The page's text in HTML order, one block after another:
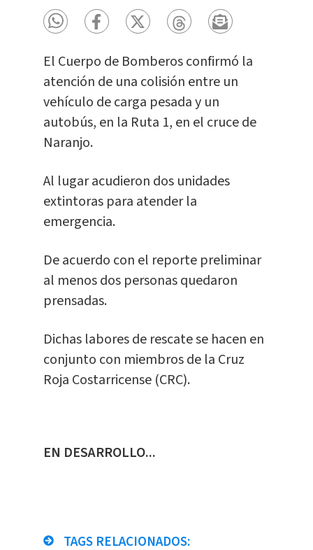
El Cuerpo de Bomberos confirmó la
atención de una colisión entre un
vehículo de carga pesada y un
autobús, en la Ruta 1, en el cruce de
Naranjo.
Al lugar acudieron dos unidades
extintoras para atender la
emergencia.
De acuerdo con el reporte preliminar
al menos dos personas quedaron
prensadas.
Dichas labores de rescate se hacen en
conjunto con miembros de la Cruz
Roja Costarricense (CRC).
EN DESARROLLO...
TAGS RELACIONADOS: